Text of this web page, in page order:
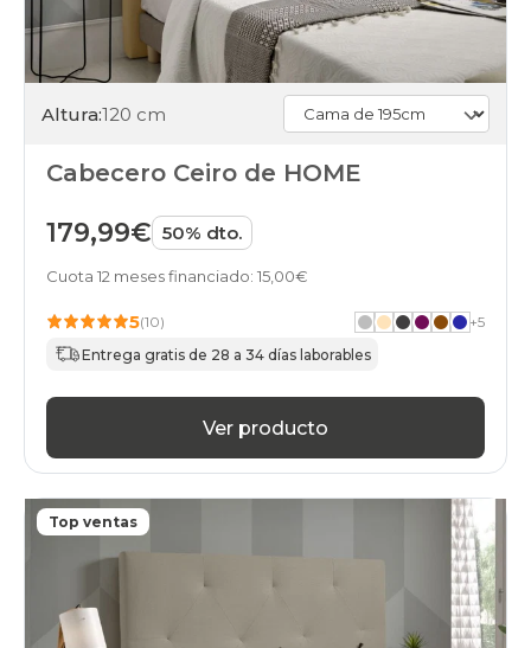
Altura:120 cm
Cabecero Ceiro de HOME
179,99€ 50% dto.
Cuota 12 meses financiado: 15,00€
5(10) +5
Entrega gratis de 28 a 34 días laborables
Ver producto
Top ventas